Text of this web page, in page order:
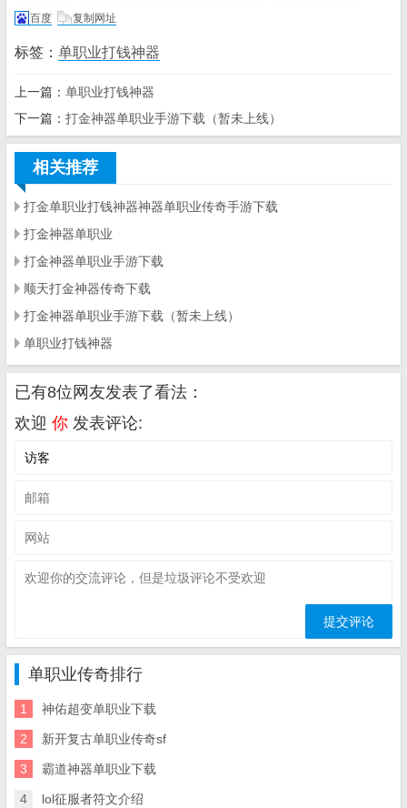
百度
复制网址
标签： 单职业打钱神器
上一篇： 单职业打钱神器
下一篇： 打金神器单职业手游下载（暂未上线）
相关推荐
打金单职业打钱神器神器单职业传奇手游下载
打金神器单职业
打金神器单职业手游下载
顺天打金神器传奇下载
打金神器单职业手游下载（暂未上线）
单职业打钱神器
已有8位网友发表了看法：
欢迎 你 发表评论:
单职业传奇排行
1 神佑超变单职业下载
2 新开复古单职业传奇sf
3 霸道神器单职业下载
4 lol征服者符文介绍